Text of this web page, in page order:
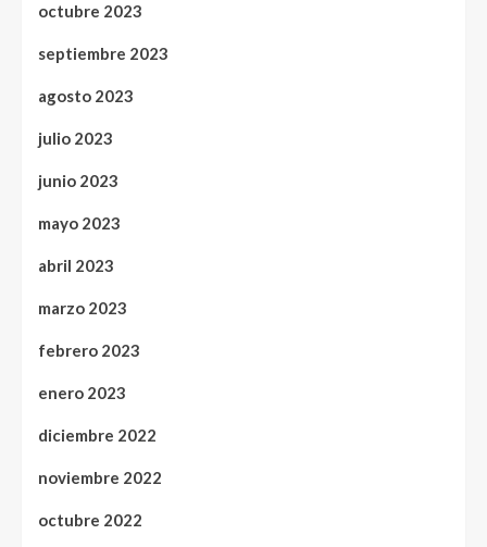
octubre 2023
septiembre 2023
agosto 2023
julio 2023
junio 2023
mayo 2023
abril 2023
marzo 2023
febrero 2023
enero 2023
diciembre 2022
noviembre 2022
octubre 2022